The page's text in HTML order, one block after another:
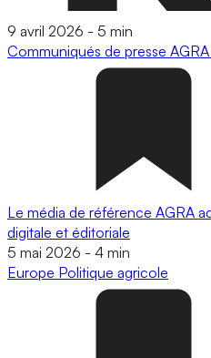
9 avril 2026 - 5 min
Communiqués de presse
Le média de référence AGRA
digitale et éditoriale
5 mai 2026 - 4 min
Europe Politique agricole